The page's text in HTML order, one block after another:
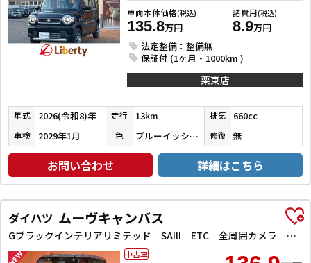
車両本体価格(税込)
135.8万円
諸費用(税込)
8.9万円
法定整備：整備無
保証付 (1ヶ月・1000km )
栗東店
年式 2026(令和8)年 走行 13km 排気 660cc
車検 2029年1月 色 ブルーイッシュブラックパール３ 修復 無
お問い合わせ 詳細はこちら
ダイハツ ムーヴキャンバス
Gブラックインテリアリミテッド SAIII ETC 全周囲カメラ 両側電動スライドドア TV 衝突被害軽減システム オートマチックハイビーム オートライト スマートキー アイドリングストップ 電動格納ミラー ベンチシート
中古車